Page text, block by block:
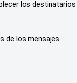
los destinatarios
de los mensajes.